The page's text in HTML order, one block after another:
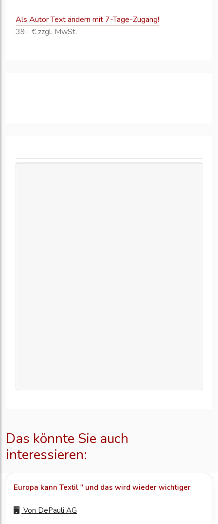
Als Autor Text ändern mit 7-Tage-Zugang!
39,- € zzgl. MwSt.
Das könnte Sie auch
interessieren:
Europa kann Textil " und das wird wieder wichtiger
Von DePauli AG